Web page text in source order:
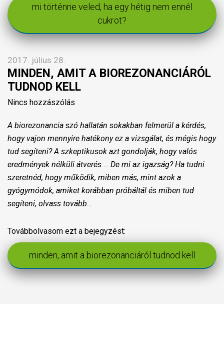
mi történne veled, ha egy hétig nem ennél
cukrot?
2017. július 28.
MINDEN, AMIT A BIOREZONANCIÁRÓL
TUDNOD KELL
Nincs hozzászólás
A biorezonancia szó hallatán sokakban felmerül a kérdés,
hogy vajon mennyire hatékony ez a vizsgálat, és mégis hogy
tud segíteni? A szkeptikusok azt gondolják, hogy valós
eredmények nélküli átverés … De mi az igazság? Ha tudni
szeretnéd, hogy működik, miben más, mint azok a
gyógymódok, amiket korábban próbáltál és miben tud
segíteni, olvass tovább…
Továbbolvasom ezt a bejegyzést:
minden, amit a biorezonanciáról tudnod kell